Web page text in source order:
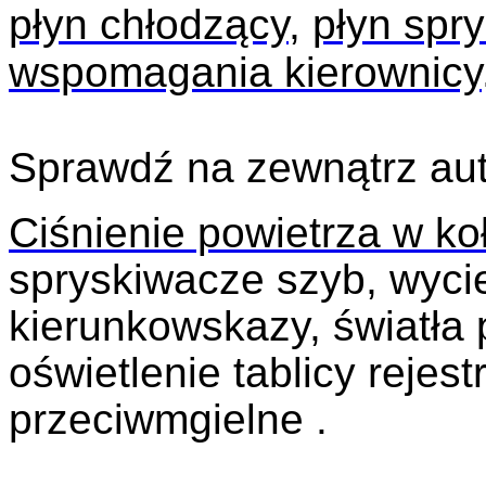
płyn chłodzący, płyn
wspomagania kierownicy
Sprawdź na zewnątrz
Ciśnienie powietrza w
spryskiwacze szyb,
kierunkowskazy,
oświetlenie tablicy
przeciwmgielne .